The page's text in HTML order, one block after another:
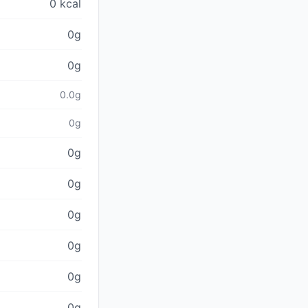
0 kcal
0g
0g
0.0g
0g
0g
0g
0g
0g
0g